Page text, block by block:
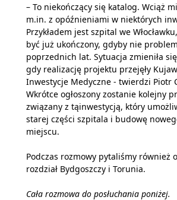
– To niekończący się katalog. Wciąż
m.in. z opóźnieniami w niektórych
Przykładem jest szpital we
być już ukończony, gdyby nie
poprzednich lat. Sytuacja zmieniła
gdy realizację projektu przejęły
Inwestycje Medyczne - twierdzi Piotr
Wkrótce ogłoszony zostanie kolejny
związany z tąinwestycją, który
starej części szpitala i budowę
miejscu.
Podczas rozmowy pytaliśmy również
rozdział Bydgoszczy i Torunia.
Cała rozmowa do posłuchania poniżej.